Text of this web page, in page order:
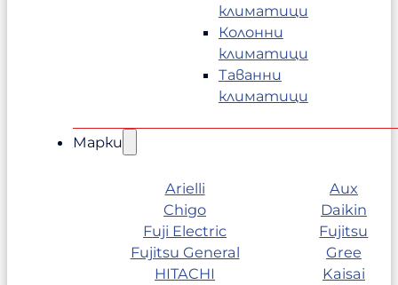
климатици
Колонни
климатици
Таванни
климатици
Марки
Arielli
Aux
Chigo
Daikin
Fuji Electric
Fujitsu
Fujitsu General
Gree
HITACHI
Kaisai